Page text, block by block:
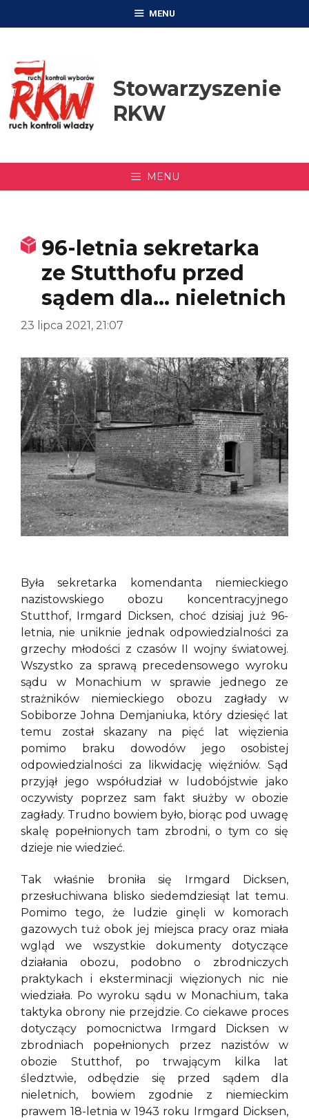
MENU
Stowarzyszenie
RKW
MENU
96-letnia sekretarka
ze Stutthofu przed
sądem dla… nieletnich
23 lipca 2021, 21:07
Była sekretarka komendanta niemieckiego
nazistowskiego obozu koncentracyjnego
Stutthof, Irmgard Dicksen, choć dzisiaj już 96-
letnia, nie uniknie jednak odpowiedzialności za
grzechy młodości z czasów II wojny światowej.
Wszystko za sprawą precedensowego wyroku
sądu w Monachium w sprawie jednego ze
strażników niemieckiego obozu zagłady w
Sobiborze Johna Demjaniuka, który dziesięć lat
temu został skazany na pięć lat więzienia
pomimo braku dowodów jego osobistej
odpowiedzialności za likwidację więźniów. Sąd
przyjął jego współudział w ludobójstwie jako
oczywisty poprzez sam fakt służby w obozie
zagłady. Trudno bowiem było, biorąc pod uwagę
skalę popełnionych tam zbrodni, o tym co się
dzieje nie wiedzieć.
Tak właśnie broniła się Irmgard Dicksen,
przesłuchiwana blisko siedemdziesiąt lat temu.
Pomimo tego, że ludzie ginęli w komorach
gazowych tuż obok jej miejsca pracy oraz miała
wgląd we wszystkie dokumenty dotyczące
działania obozu, podobno o zbrodniczych
praktykach i eksterminacji więzionych nic nie
wiedziała. Po wyroku sądu w Monachium, taka
taktyka obrony nie przejdzie. Co ciekawe proces
dotyczący pomocnictwa Irmgard Dicksen w
zbrodniach popełnionych przez nazistów w
obozie Stutthof, po trwającym kilka lat
śledztwie, odbędzie się przed sądem dla
nieletnich, bowiem zgodnie z niemieckim
prawem 18-letnia w 1943 roku Irmgard Dicksen,